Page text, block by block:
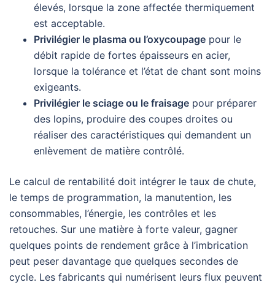
élevés, lorsque la zone affectée thermiquement
est acceptable.
Privilégier le plasma ou l’oxycoupage pour le
débit rapide de fortes épaisseurs en acier,
lorsque la tolérance et l’état de chant sont moins
exigeants.
Privilégier le sciage ou le fraisage pour préparer
des lopins, produire des coupes droites ou
réaliser des caractéristiques qui demandent un
enlèvement de matière contrôlé.
Le calcul de rentabilité doit intégrer le taux de chute,
le temps de programmation, la manutention, les
consommables, l’énergie, les contrôles et les
retouches. Sur une matière à forte valeur, gagner
quelques points de rendement grâce à l’imbrication
peut peser davantage que quelques secondes de
cycle. Les fabricants qui numérisent leurs flux peuvent